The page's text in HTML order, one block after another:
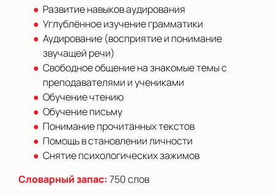
Развитие навыков аудирования
Углублённое изучение грамматики
Аудирование (восприятие и понимание
звучащей речи)
Свободное общение на знакомые темы с
преподавателями и учениками
Обучение чтению
Обучение письму
Понимание прочитанных текстов
Помощь в становлении личности
Снятие психологических зажимов
Словарный запас: 750 слов